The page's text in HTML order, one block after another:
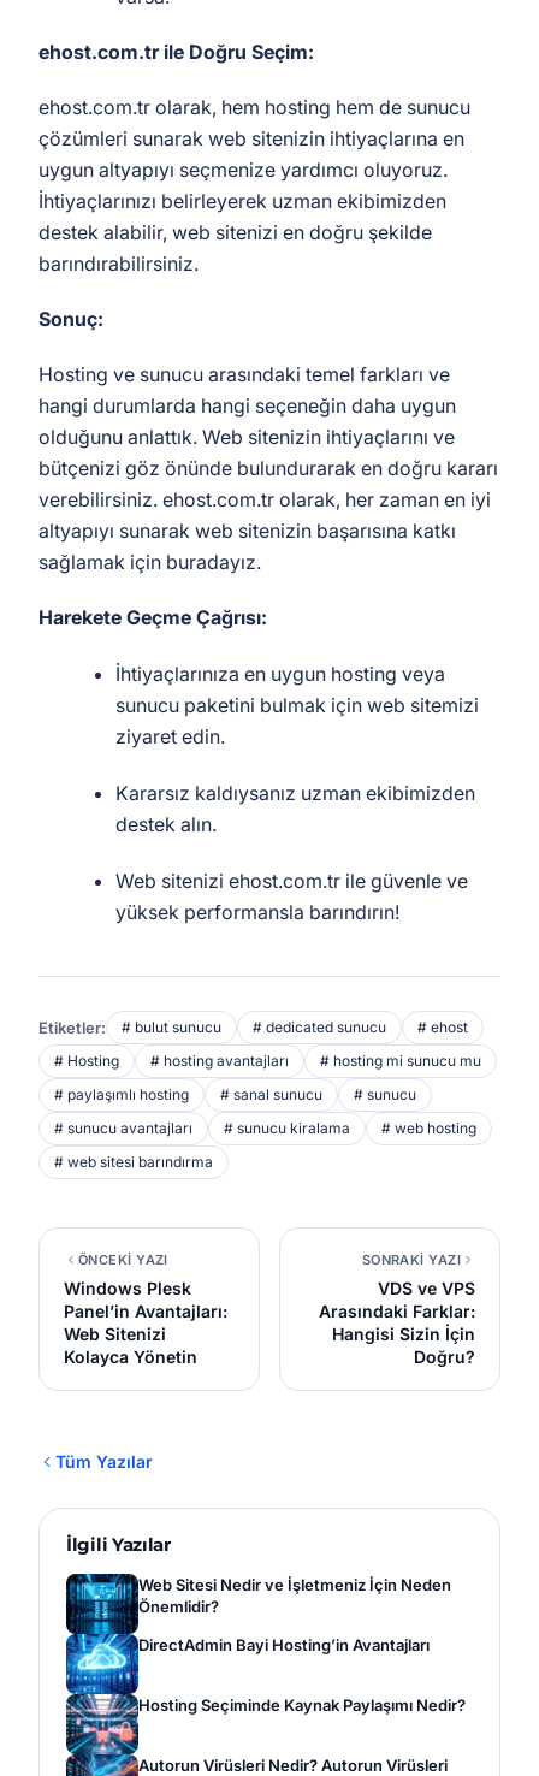
ehost.com.tr ile Doğru Seçim:
ehost.com.tr olarak, hem hosting hem de sunucu
çözümleri sunarak web sitenizin ihtiyaçlarına en
uygun altyapıyı seçmenize yardımcı oluyoruz.
İhtiyaçlarınızı belirleyerek uzman ekibimizden
destek alabilir, web sitenizi en doğru şekilde
barındırabilirsiniz.
Sonuç:
Hosting ve sunucu arasındaki temel farkları ve
hangi durumlarda hangi seçeneğin daha uygun
olduğunu anlattık. Web sitenizin ihtiyaçlarını ve
bütçenizi göz önünde bulundurarak en doğru kararı
verebilirsiniz. ehost.com.tr olarak, her zaman en iyi
altyapıyı sunarak web sitenizin başarısına katkı
sağlamak için buradayız.
Harekete Geçme Çağrısı:
İhtiyaçlarınıza en uygun hosting veya
sunucu paketini bulmak için web sitemizi
ziyaret edin.
Kararsız kaldıysanız uzman ekibimizden
destek alın.
Web sitenizi ehost.com.tr ile güvenle ve
yüksek performansla barındırın!
Etiketler: # bulut sunucu # dedicated sunucu
# ehost
# Hosting
# hosting avantajları
# hosting mi sunucu mu
# paylaşımlı hosting
# sanal sunucu
# sunucu
# sunucu avantajları
# sunucu kiralama
# web hosting
# web sitesi barındırma
ÖNCEKİ YAZI
Windows Plesk
Panel’in Avantajları:
Web Sitenizi
Kolayca Yönetin
SONRAKİ YAZI
VDS ve VPS
Arasındaki Farklar:
Hangisi Sizin İçin
Doğru?
Tüm Yazılar
İlgili Yazılar
Web Sitesi Nedir ve İşletmeniz İçin Neden
Önemlidir?
DirectAdmin Bayi Hosting’in Avantajları
Hosting Seçiminde Kaynak Paylaşımı Nedir?
Autorun Virüsleri Nedir? Autorun Virüsleri